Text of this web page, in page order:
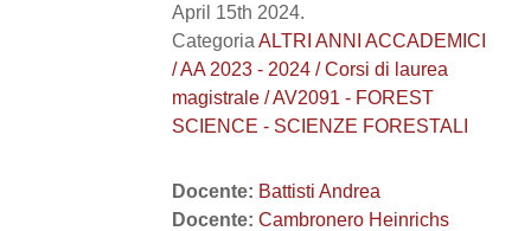
April 15th 2024.
Categoria ALTRI ANNI ACCADEMICI
/ AA 2023 - 2024 / Corsi di laurea
magistrale / AV2091 - FOREST
SCIENCE - SCIENZE FORESTALI
Docente: Battisti Andrea
Docente: Cambronero Heinrichs